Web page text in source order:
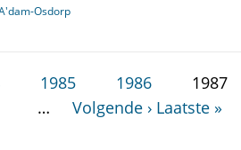
Osdorp
1985 1986
1987
… Volgende › Laatste »